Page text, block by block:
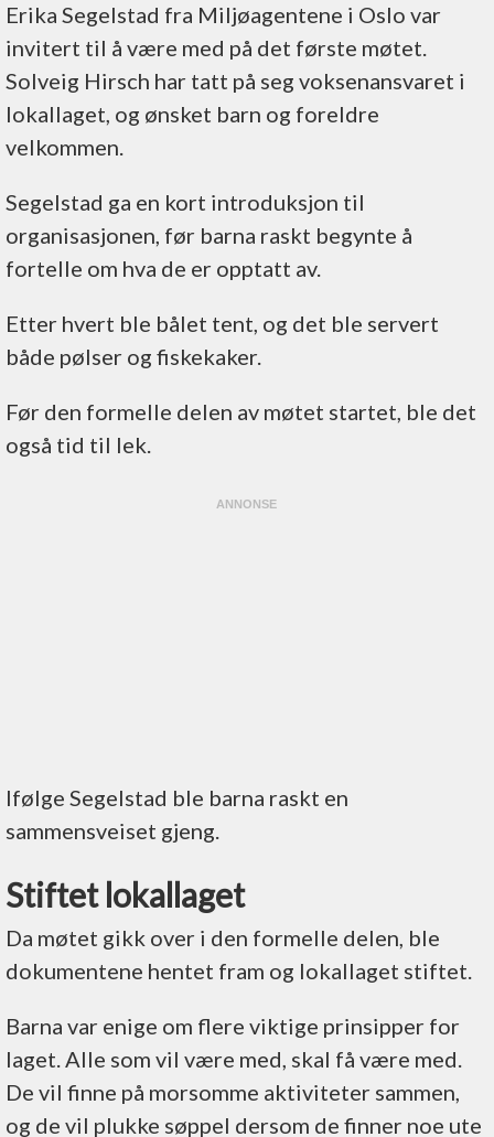
Erika Segelstad fra Miljøagentene i Oslo var
invitert til å være med på det første møtet.
Solveig Hirsch har tatt på seg voksenansvaret i
lokallaget, og ønsket barn og foreldre
velkommen.
Segelstad ga en kort introduksjon til
organisasjonen, før barna raskt begynte å
fortelle om hva de er opptatt av.
Etter hvert ble bålet tent, og det ble servert
både pølser og fiskekaker.
Før den formelle delen av møtet startet, ble det
også tid til lek.
Ifølge Segelstad ble barna raskt en
sammensveiset gjeng.
Stiftet lokallaget
Da møtet gikk over i den formelle delen, ble
dokumentene hentet fram og lokallaget stiftet.
Barna var enige om flere viktige prinsipper for
laget. Alle som vil være med, skal få være med.
De vil finne på morsomme aktiviteter sammen,
og de vil plukke søppel dersom de finner noe ute